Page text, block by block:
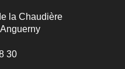
la Chaudière
30